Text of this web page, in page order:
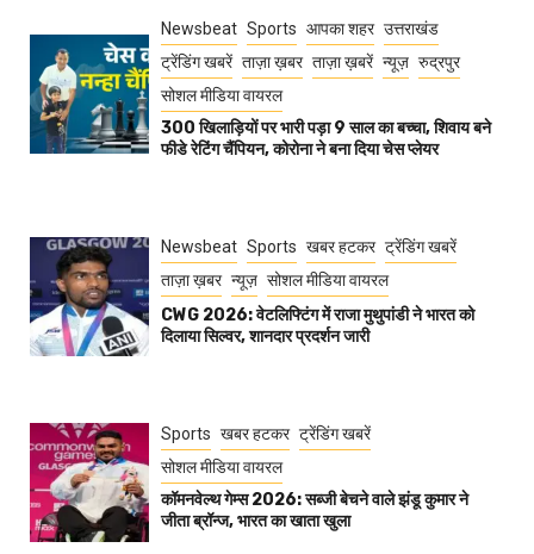
Newsbeat Sports आपका शहर उत्तराखंड
ट्रेंडिंग खबरें ताज़ा ख़बर ताज़ा ख़बरें न्यूज़ रुद्रपुर
सोशल मीडिया वायरल
300 खिलाड़ियों पर भारी पड़ा 9 साल का बच्चा, शिवाय बने
फीडे रेटिंग चैंपियन, कोरोना ने बना दिया चेस प्लेयर
Newsbeat Sports खबर हटकर ट्रेंडिंग खबरें
ताज़ा ख़बर न्यूज़ सोशल मीडिया वायरल
CWG 2026: वेटलिफ्टिंग में राजा मुथुपांडी ने भारत को
दिलाया सिल्वर, शानदार प्रदर्शन जारी
Sports खबर हटकर ट्रेंडिंग खबरें
सोशल मीडिया वायरल
कॉमनवेल्थ गेम्स 2026: सब्जी बेचने वाले झंडू कुमार ने
जीता ब्रॉन्ज, भारत का खाता खुला